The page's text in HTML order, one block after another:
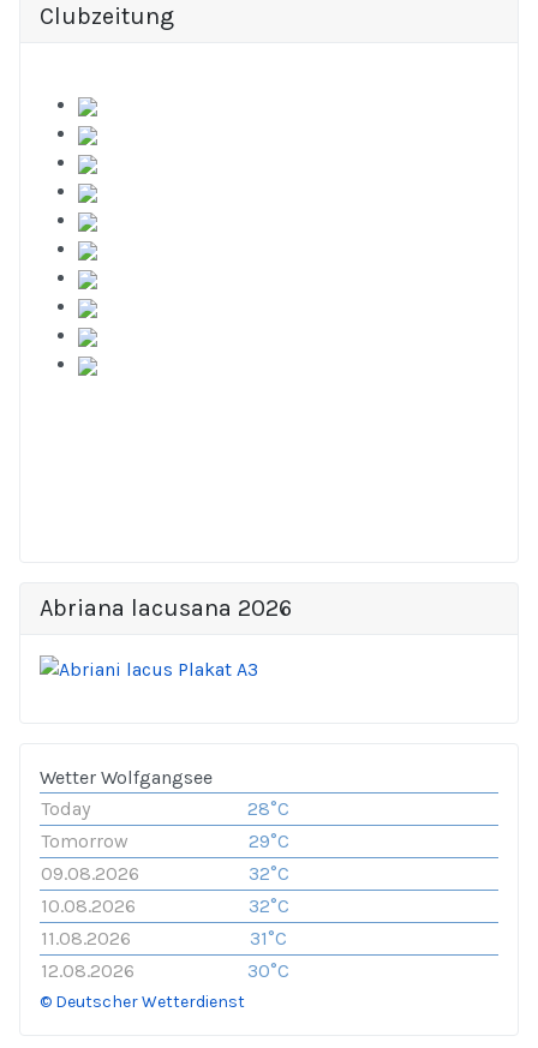
Clubzeitung
Abriana lacusana 2026
Wetter Wolfgangsee
Today
28°C
Tomorrow
29°C
09.08.2026
32°C
10.08.2026
32°C
11.08.2026
31°C
12.08.2026
30°C
© Deutscher Wetterdienst